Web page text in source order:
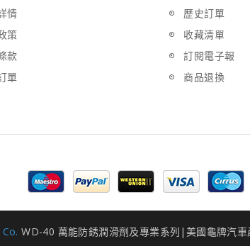
情
策
款
單
歷史訂單
收藏清單
訂閱電子報
商品退換
WD-40 萬能防銹潤滑劑及專業系列|美國龜牌汽